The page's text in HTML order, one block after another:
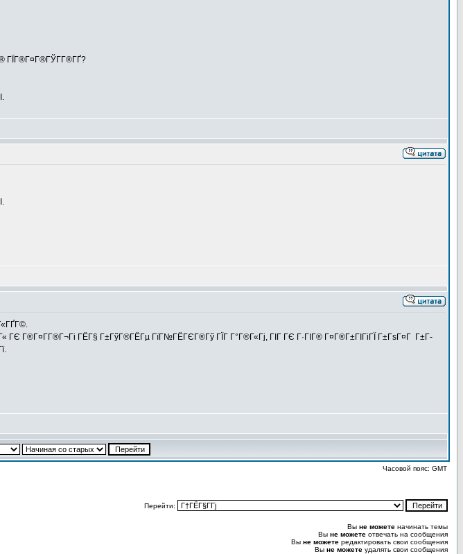
ГЇГ®Г¤Г®ГЎГ­Г®ГҐ?
ГЄ Г®Г¤Г­Г®Г¬Гі ГЁГ§ Г±ГўГ®ГЁГµ ГїГ№ГЁГЄГ®Гў ГЇГ Г°Г®Г«Гј, ГІГ ГЄ Г·ГІГ® Г¤Г®Г±ГІГіГЇ Г±ГѕГ¤Г Г±Г­
Часовой пояс: GMT
Перейти:
Вы не можете начинать темы
Вы не можете отвечать на сообщения
Вы не можете редактировать свои сообщения
Вы не можете удалять свои сообщения